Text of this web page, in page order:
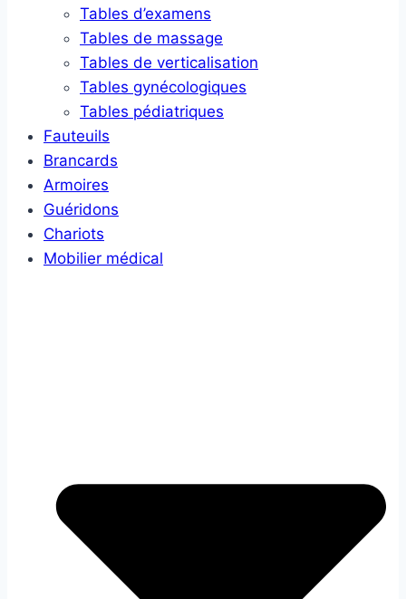
Tables d’examens
Tables de massage
Tables de verticalisation
Tables gynécologiques
Tables pédiatriques
Fauteuils
Brancards
Armoires
Guéridons
Chariots
Mobilier médical